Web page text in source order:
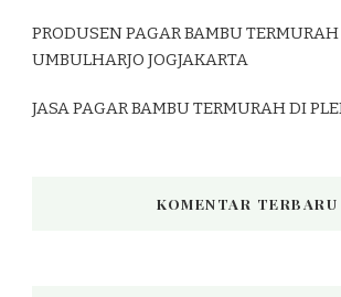
PRODUSEN PAGAR BAMBU
UMBULHARJO JOGJAKARTA
JASA PAGAR BAMBU TERMURAH DI
KOMENTAR TERBARU